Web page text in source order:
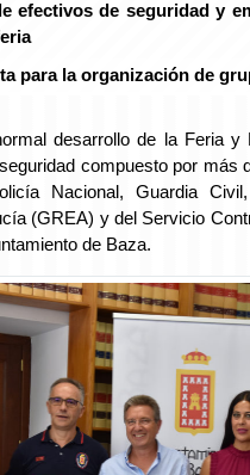
efectivos de seguridad y
para la organización de
desarrollo de la Feria
compuesto por más
Nacional, Guardia
(GREA) y del Servicio
de Baza.